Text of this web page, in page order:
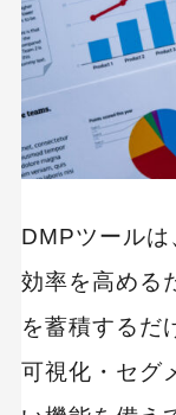
キーワー
カテゴリ
DMPツールは
効率を高める
を蓄積するだ
可視化・セグ